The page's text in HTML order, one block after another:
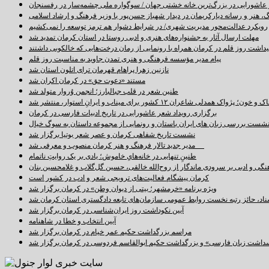
در بزرگ‌ترین خانه خشتی جهان / سوگواره ملی چشمه‌سار در رفسنجان
هنر و رسانه دیارکریمان در دیدار شهباز حسن‌پور با وزیر فرهنگ و ارشاد اسلامی
رویکرد عدالت‌محور مدیریت شهری/ در شرایط دشوار هم ترمز توسعه را نمی‌کشیم
مهلت ارسال آثار به جشنواره‌های هنری و ادبی روستا در استان کرمان تمدید شد
روز قلم در کرمان همراه با رونمایی از رمان درخت‌هایی که خالکوبی داشتند
پیام مدیر مؤسسه فرهنگی و هنری تمدن جاوید به مناسبت روز قلم
نازنین زهرا پراهام قهرمان ترای اتلون استان شد
مستند «دعوت حق» در کرمان اکران شد
طنین شعر در قلب جبالبارز؛ انجمن وُروار متولد شد
پژواک همدلی شاعران ۱۲ کشور برای میناب و ایرانِ استوار، منتشر شد
برگزاری رویداد شعر عاشورایی در تاریخ ادبیات فارسی در کرمان
نشست بررسی زبان های ایران باستان و رونمایی از مجموعه داستان به سوگ خیال
نشست تاریخ شفاهی کرمان و عصر شعر بوتیا برگزار شد
طنینِ تنهایی در خانه‌هایِ خاموش؛ یادی بر یک روایتِ ناتمام
و ادبی بر سرودی ماندگار از روح‌الله خالقی، حسین گل‌گلاب و غلامحسین بنان
کرمان پیشگام فعالیت‌های ترویجی شعر و ادب در کشور است
ویژه برنامه «خرمشهر؛ بیتی از دیوان وطن» در کرمان برگزار شد
حائز رتبه نخست روابط عمومی سازمان‌های تابعه دادگستری استان کرمان شد
آیین نکوداشت روز ایران‌شناسی در کرمان برگزار شد
آیین انتخاب و خطا در شاهنامه
مراسم بزرگداشت حکیم عمر خیام در کرمان برگزار شد